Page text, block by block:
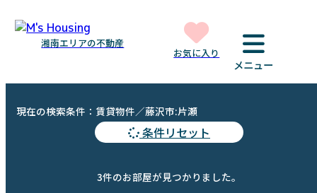
湘南エリアの不動産
お気に入り
メニュー
現在の検索条件：賃貸物件／藤沢市:片瀬
条件リセット
3件のお部屋が見つかりました。